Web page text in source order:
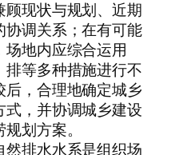
现状与规划、近期
调关系；在有可能
地内应综合运用
等多种措施进行不
，合理地确定城乡
，并协调城乡建设
划方案。
排水水系是组织场